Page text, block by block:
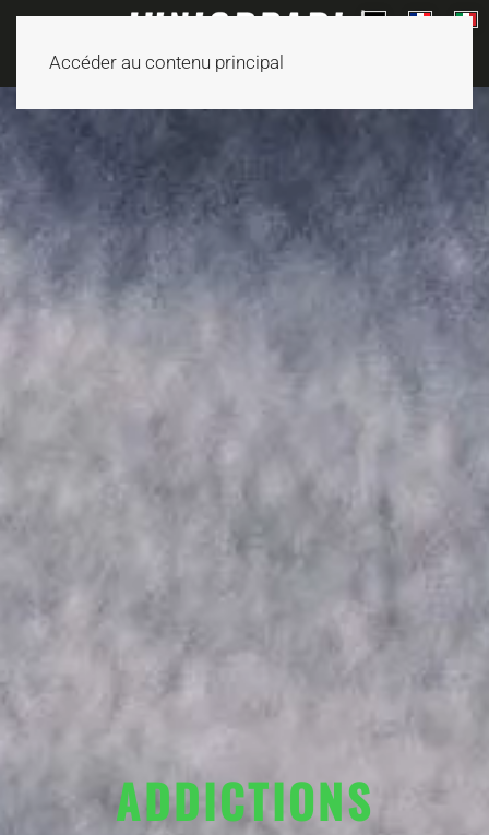
Accéder au contenu principal
ADDICTIONS